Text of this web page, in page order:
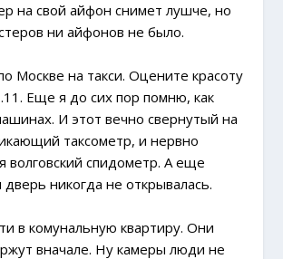
на свой айфон снимет лушче, но
ни айфонов не было.
Москве на такси.Оцените красоту
Ещея до сих пор помню, как
И этот вечно свернутый на
таксометр, и нервно
волговский спидометр. А еще
дверь никогда не открывалась.
в комунальную квартиру. Они
вначале. Ну камеры люди не